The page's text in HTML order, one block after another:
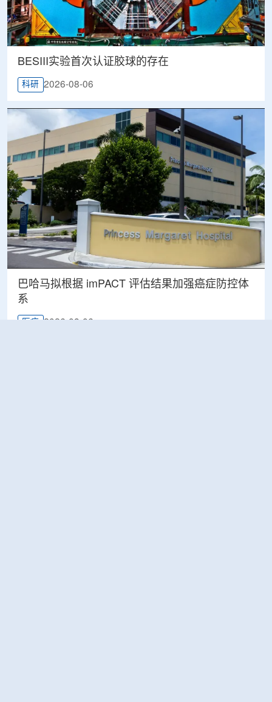
BESIII实验首次认证胶球的存在
科研 2026-08-06
巴哈马拟根据 imPACT 评估结果加强癌症防控体
系
医疗 2026-08-06